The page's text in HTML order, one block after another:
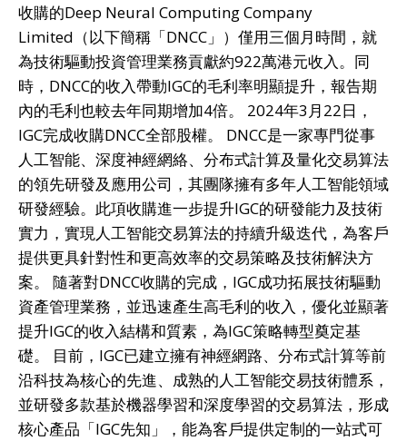
收購的Deep Neural Computing Company
Limited（以下簡稱「DNCC」）僅用三個月時間，就
為技術驅動投資管理業務貢獻約922萬港元收入。同
時，DNCC的收入帶動IGC的毛利率明顯提升，報告期
內的毛利也較去年同期增加4倍。 2024年3月22日，
IGC完成收購DNCC全部股權。 DNCC是一家專門從事
人工智能、深度神經網絡、分布式計算及量化交易算法
的領先研發及應用公司，其團隊擁有多年人工智能領域
研發經驗。此項收購進一步提升IGC的研發能力及技術
實力，實現人工智能交易算法的持續升級迭代，為客戶
提供更具針對性和更高效率的交易策略及技術解決方
案。 隨著對DNCC收購的完成，IGC成功拓展技術驅動
資產管理業務，並迅速產生高毛利的收入，優化並顯著
提升IGC的收入結構和質素，為IGC策略轉型奠定基
礎。 目前，IGC已建立擁有神經網路、分布式計算等前
沿科技為核心的先進、成熟的人工智能交易技術體系，
並研發多款基於機器學習和深度學習的交易算法，形成
核心產品「IGC先知」，能為客戶提供定制的一站式可